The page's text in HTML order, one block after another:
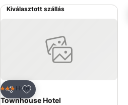
Kiválasztott szállás
Megosztás
Hozzáadás a kedvencekhez
3 Kategória
Hotel
Townhouse Hotel